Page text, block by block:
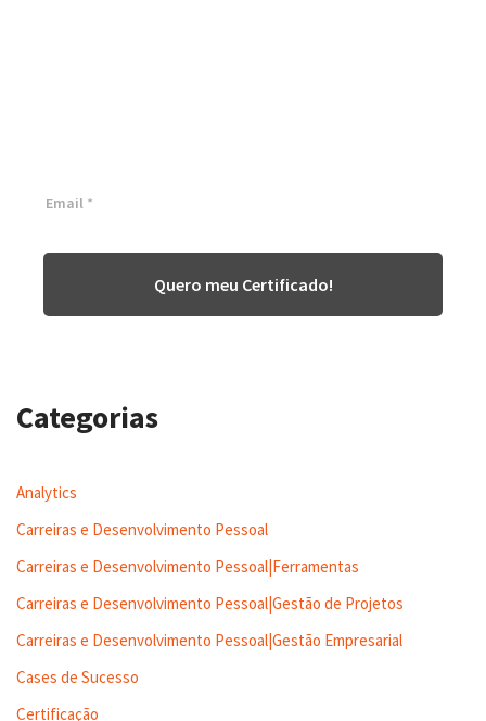
Quero meu Certificado!
Categorias
Analytics
Carreiras e Desenvolvimento Pessoal
Carreiras e Desenvolvimento Pessoal|Ferramentas
Carreiras e Desenvolvimento Pessoal|Gestão de Projetos
Carreiras e Desenvolvimento Pessoal|Gestão Empresarial
Cases de Sucesso
Certificação